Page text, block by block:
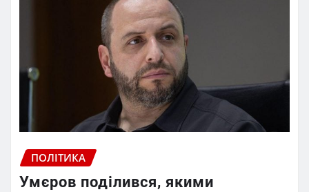
ПОЛІТИКА
Умєров поділився, якими